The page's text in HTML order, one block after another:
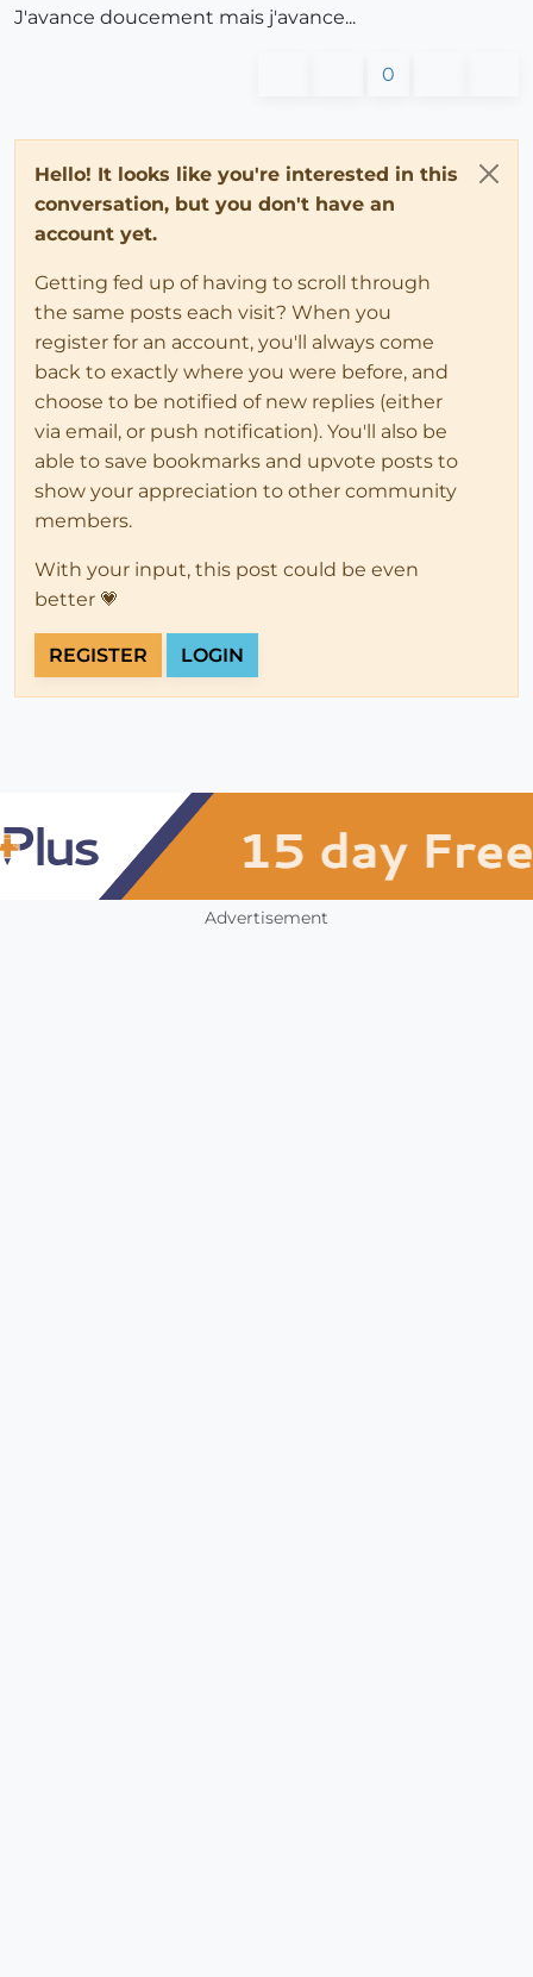
J'avance doucement mais j'avance...
0
Hello! It looks like you're interested in this
conversation, but you don't have an
account yet.
Getting fed up of having to scroll through
the same posts each visit? When you
register for an account, you'll always come
back to exactly where you were before, and
choose to be notified of new replies (either
via email, or push notification). You'll also be
able to save bookmarks and upvote posts to
show your appreciation to other community
members.
With your input, this post could be even
better 💗
REGISTER LOGIN
Advertisement